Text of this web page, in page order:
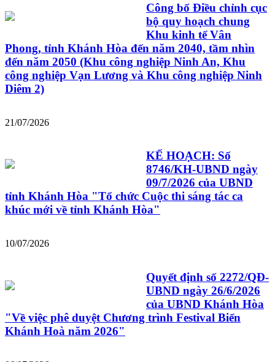
Công bố Điều chỉnh cục
bộ quy hoạch chung
Khu kinh tế Vân
Phong, tỉnh Khánh Hòa đến năm 2040, tầm nhìn
đến năm 2050 (Khu công nghiệp Ninh An, Khu
công nghiệp Vạn Lương và Khu công nghiệp Ninh
Diêm 2)
21/07/2026
KẾ HOẠCH: Số
8746/KH-UBND ngày
09/7/2026 của UBND
tỉnh Khánh Hòa "Tổ chức Cuộc thi sáng tác ca
khúc mới về tỉnh Khánh Hòa"
10/07/2026
Quyết định số 2272/QĐ-
UBND ngày 26/6/2026
của UBND Khánh Hòa
"Về việc phê duyệt Chương trình Festival Biển
Khánh Hoà năm 2026"